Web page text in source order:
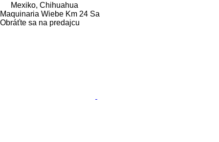
Mexiko, Chihuahua
Maquinaria Wiebe Km 24 Sa
Obráťte sa na predajcu